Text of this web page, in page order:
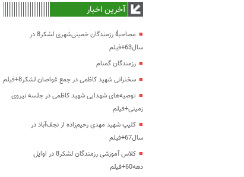
آخرین اخبار
مصاحبۀ رزمندگان خمینی‌شهری لشکر8 در
سال63+فیلم
رزمندگان گمنام
سخنرانی شهید کاظمی در جمع غواصان لشکر8+فیلم
توصیه‌های شهدایی شهید کاظمی در جلسه نیروی
زمینی+فیلم
کلیپ شهید مهدی رحیم‌زاده از نجف‌آباد در
سال67+فیلم
کلاس آموزشی رزمندگان لشکر8 در اوایل
دهه60+فیلم